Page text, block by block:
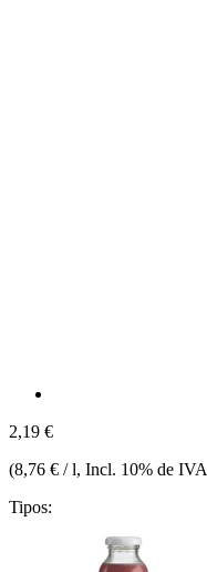
2,19 €
(8,76 € / l, Incl. 10% de IVA
Tipos: